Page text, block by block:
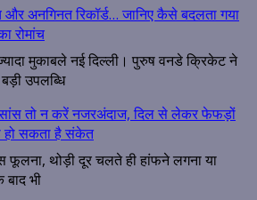
अनगिनत रिकॉर्ड… जानिए कैसे बदलता गया
रोमांच
मुकाबले नई दिल्ली। पुरुष वनडे क्रिकेट ने
उपलब्धि
सांस तो न करें नजरअंदाज, दिल से लेकर फेफड़ों
हो सकता है संकेत
फूलना, थोड़ी दूर चलते ही हांफने लगना या
भी